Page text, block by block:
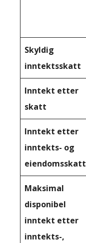
Skyldig
inntektsskatt
Inntekt etter
skatt
Inntekt etter
inntekts- og
eiendomsskatt
Maksimal
disponibel
inntekt etter
inntekts-,